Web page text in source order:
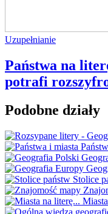
Uzupełnianie
Państwa na
potrafi
Podobne działy
Stolice